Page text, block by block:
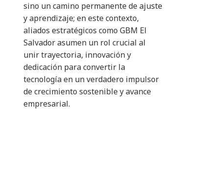
sino un camino permanente de ajuste
y aprendizaje; en este contexto,
aliados estratégicos como GBM El
Salvador asumen un rol crucial al
unir trayectoria, innovación y
dedicación para convertir la
tecnología en un verdadero impulsor
de crecimiento sostenible y avance
empresarial.